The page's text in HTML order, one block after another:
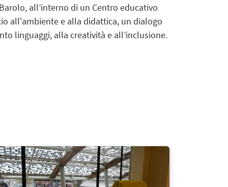
all’interno di un Centro educativo
all'ambiente e alla didattica, un dialogo
linguaggi, alla creatività e all’inclusione.